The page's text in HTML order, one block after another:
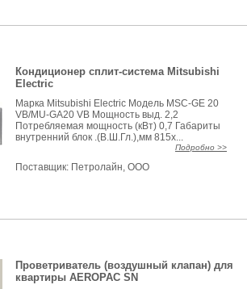
Кондиционер сплит-система Mitsubishi
Electric
Марка Mitsubishi Electric Модель MSC-GE 20
VB/MU-GA20 VB Мощность выд. 2,2
Потребляемая мощность (кВт) 0,7 Габариты
внутренний блок .(В.Ш.Гл.),мм 815x...
Подробно >>
Поставщик: Петролайн, ООО
Проветриватель (воздушный клапан) для
квартиры AEROPAC SN